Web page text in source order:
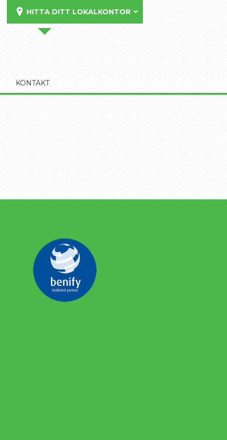
HITTA DITT LOKALKONTOR
KONTAKT